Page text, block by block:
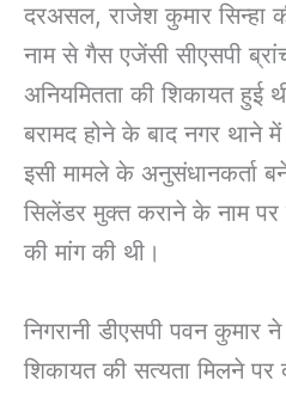
दरअसल, राजेश कुमार सिन्हा
नाम से गैस एजेंसी सीएसपी
अनियमितता की शिकायत हुई
बरामद होने के बाद नगर थाने
इसी मामले के अनुसंधानकर्ता
सिलेंडर मुक्त कराने के नाम
की मांग की थी।
निगरानी डीएसपी पवन कुमार
शिकायत की सत्यता मिलने पर